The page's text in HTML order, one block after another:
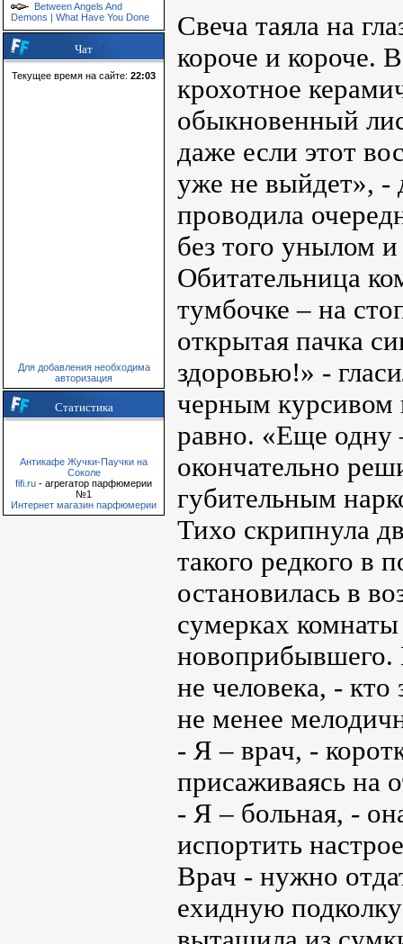
Between Angels And
Demons | What Have You Done
Чат
Текущее время на сайте: 22:03
Для добавления необходима
авторизация
Статистика
Антикафе Жучки-Паучки на
Соколе
fifi.ru - агрегатор парфюмерии
№1
Интернет магазин парфюмерии
Свеча таяла на
короче и короче.
крохотное
обыкновенный
даже если этот
уже не выйдет», -
проводила
без того унылом
Обитательница
тумбочке – на
открытая пачка
здоровью!» -
черным курсивом
равно. «Еще одну
окончательно
губительным
Тихо скрипнула
такого редкого в
остановилась в
сумерках
новоприбывшего.
не человека, - кто
не менее
- Я – врач, -
присаживаясь на
- Я – больная, -
испортить
Врач - нужно
ехидную